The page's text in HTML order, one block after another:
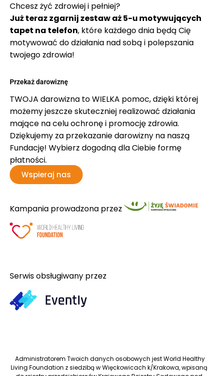
Chcesz żyć zdrowiej i pełniej?
Już teraz zgarnij zestaw aż 5-u motywujących
tapet na telefon, które każdego dnia będą Cię
motywować do działania nad sobą i polepszania
twojego zdrowia!
Przekaż darowiznę
TWOJA darowizna to WIELKA pomoc, dzięki której
możemy jeszcze skuteczniej realizować działania
mające na celu ochronę i promocję zdrowia.
Dziękujemy za przekazanie darowizny na naszą
Fundację! Wybierz dogodną dla Ciebie formę
płatności.
Wspieraj nas
Kampania prowadzona przez
Serwis obsługiwany przez
Administratorem Twoich danych osobowych jest World Healthy
Living Foundation z siedzibą w Więckowicach k/Krakowa, wpisaną